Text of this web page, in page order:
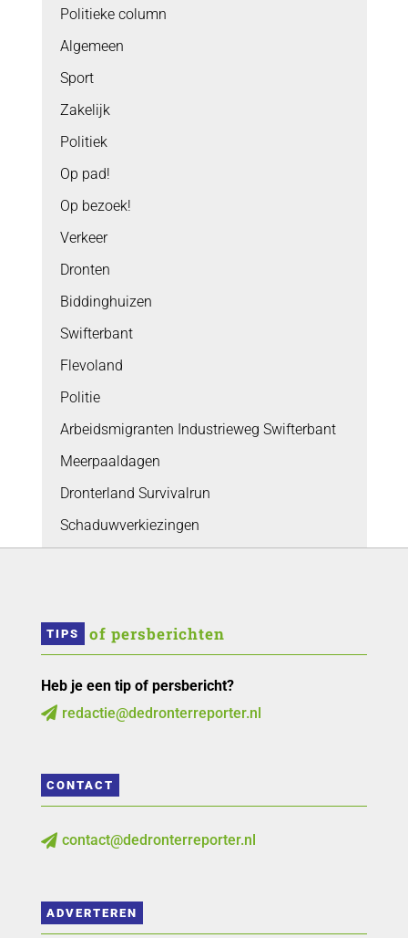
Politieke column
Algemeen
Sport
Zakelijk
Politiek
Op pad!
Op bezoek!
Verkeer
Dronten
Biddinghuizen
Swifterbant
Flevoland
Politie
Arbeidsmigranten Industrieweg Swifterbant
Meerpaaldagen
Dronterland Survivalrun
Schaduwverkiezingen
TIPS of persberichten
Heb je een tip of persbericht?
 redactie@dedronterreporter.nl
CONTACT
 contact@dedronterreporter.nl
ADVERTEREN